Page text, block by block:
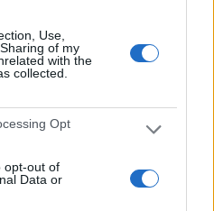
Use,
of my
with the
collected.
Opt
opt-out of
Data or
2 (5,88%)
2 (5,88%)
2 (5,88%)
2 (5,88%)
COMPETICIONES